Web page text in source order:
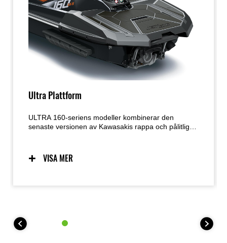
Ultra Plattform
ULTRA 160-seriens modeller kombinerar den
senaste versionen av Kawasakis rappa och pålitliga
förbättrad med avancerade funktioner som Launch
Control Mode och Power Mode-val.
VISA MER